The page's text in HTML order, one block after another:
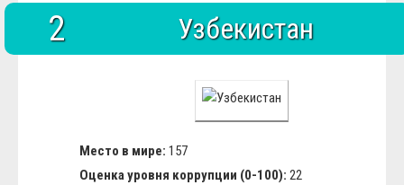
2 Узбекистан
Место в мире: 157
Оценка уровня коррупции (0-100): 22